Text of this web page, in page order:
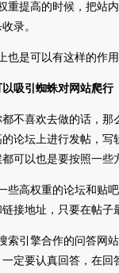
提高的时候，把站内
录。
是可以有这样的作用
吸引蜘蛛对网站爬行
喜欢去做的话，那
论坛上进行发帖，
可以也是要按照一些
高权重的论坛和贴吧
接地址，只要在帖子
引擎合作的问答网站
定要认真回答，在回